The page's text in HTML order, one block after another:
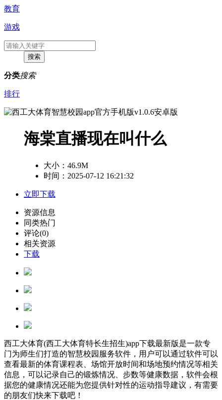
教育
游戏
分类搜索
排行
海棠直播现在叫什么
大小： 46.9M
时间：2025-07-12 16:21:32
立即下载
资源信息
同类热门
评论(0)
相关资源
下载
西工大体育(西工大体育特长生招生)app下载最新版是一款专
门为师生们打造的智慧校园服务软件，用户可以通过软件可以
查看最新的体育课程表、场馆开放时间和场地预约情况等相关
信息，可以记录自己的锻炼情况、步数等健康数据，软件会根
据您的健康情况还能为您提供针对性的运动指导建议，有需要
的朋友们快来下载吧！